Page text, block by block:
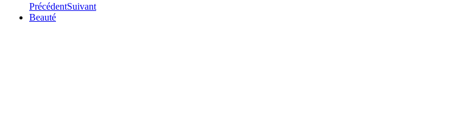
PrécédentSuivant
Beauté